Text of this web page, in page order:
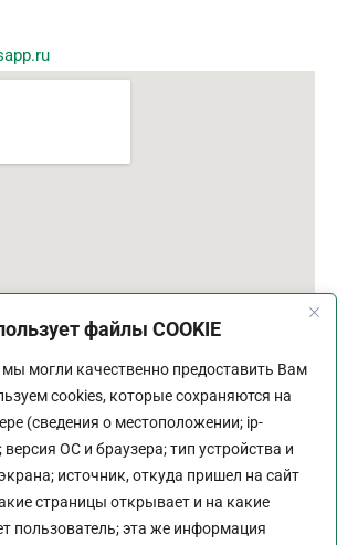
файлы COOKIE
могли качественно предоставить Вам
cookies, которые сохраняются на
(сведения о местоположении; ip-
версия ОС и браузера; тип устройства и
источник, откуда пришел на сайт
страницы открывает и на какие
пользователь; эта же информация
График работы